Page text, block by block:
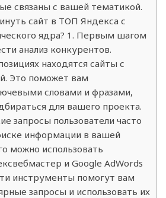
связаны с вашей тематикой.
сайт в ТОП Яндекса с
ядра? 1. Первым шагом
анализ конкурентов.
находятся сайты с
Это поможет вам
словами и фразами,
для вашего проекта.
запросы пользователи часто
информации в вашей
можно использовать
и Google AdWords
инструменты помогут вам
запросы и использовать их